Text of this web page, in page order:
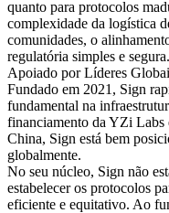
quanto para protocolos
complexidade da logística
comunidades, o
regulatória simples e segura.
Apoiado por Líderes
Fundado em 2021, Sign
fundamental na
financiamento da YZi
China, Sign está bem
globalmente.
No seu núcleo, Sign não
estabelecer os protocolos
eficiente e equitativo. Ao